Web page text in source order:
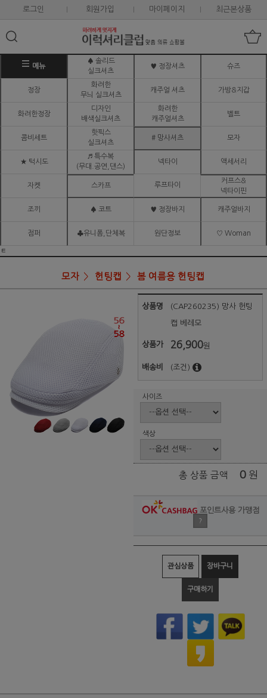
로그인 회원가입 마이페이지 최근본상품
메뉴
♠ 솔리드
실크셔츠
♥ 정장셔츠 슈즈
정장
화려한
무늬 실크셔츠
캐주얼 셔츠 가방&지갑
화려한정장
디자인
배색실크셔츠
화려한
캐주얼셔츠
벨트
콤비세트
핫픽스
실크셔츠
# 망사셔츠 모자
★ 턱시도
♬ 특수복
(무대.공연,댄스)
넥타이 액세서리
자켓 스카프 루프타이
커프스&
넥타이핀
조끼 ♠ 코트 ♥ 정장바지 캐주얼바지
점퍼 ♣유니폼,단체복 원단정보 ♡ Woman
ㅌ
모자 헌팅캡 봄 여름용 헌팅캡
상품명 (CAP260235) 망사 헌팅
캡 베레모
상품가 26,900원
배송비 (조건)
사이즈
색상
총 상품 금액 0 원
포인트사용 가맹점
?
관심상품 장바구니
구매하기